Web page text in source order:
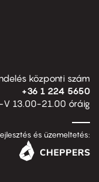
központi szám
+36 1 224 5650
V 13.00-21.00 óráig
és üzemeltetés: